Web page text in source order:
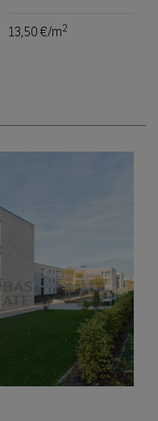
13,50 €/m2